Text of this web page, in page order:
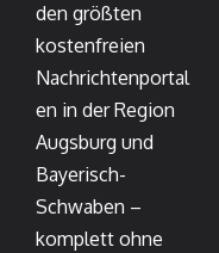
den größten
kostenfreien
Nachrichtenportal
en in der Region
Augsburg und
Bayerisch-
Schwaben –
komplett ohne